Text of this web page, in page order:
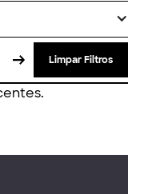
Limpar Filtros